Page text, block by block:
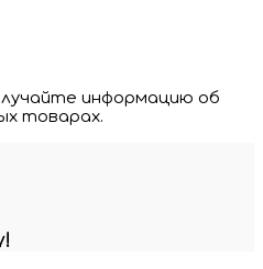
информацию об
товарах.